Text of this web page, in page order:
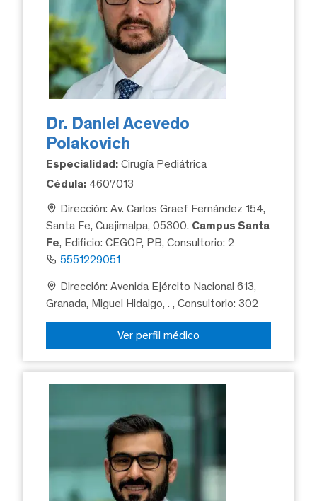
Dr. Daniel Acevedo
Polakovich
Especialidad: Cirugía Pediátrica
Cédula: 4607013
Dirección: Av. Carlos Graef Fernández 154,
Santa Fe, Cuajimalpa, 05300. Campus Santa
Fe, Edificio: CEGOP, PB, Consultorio: 2
5551229051
Dirección: Avenida Ejército Nacional 613,
Granada, Miguel Hidalgo, ., Consultorio: 302
Ver perfil médico